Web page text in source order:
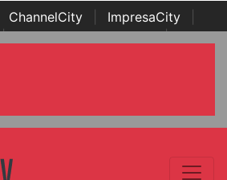
ChannelCity ImpresaCity
Italian Channel Awards | Italian